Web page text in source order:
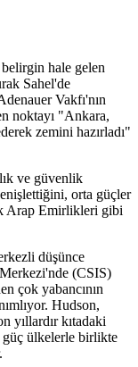
hale gelen
Sahel'de
Vakfı'nın
noktayı "Ankara,
zemini hazırladı"
ve güvenlik
orta güçler
Arap Emirlikleri gibi
düşünce
(CSIS)
çok yabancının
Hudson,
yıllardır kıtadaki
güç ülkelerle birlikte